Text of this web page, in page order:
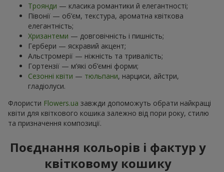
Троянди — класика романтики й елегантності;
Півонії — об’єм, текстура, ароматна квіткова
елегантність;
Хризантеми — довговічність і пишність;
Гербери — яскравий акцент;
Альстромерії — ніжність та тривалість;
Гортензії — м’які об’ємні форми;
Сезонні квіти — тюльпани, нарциси, айстри,
гладіолуси.
Флористи Flowers.ua завжди допоможуть обрати найкращі
квіти для квіткового кошика залежно від пори року, стилю
та призначення композиції.
Поєднання кольорів і фактур у
квітковому кошику